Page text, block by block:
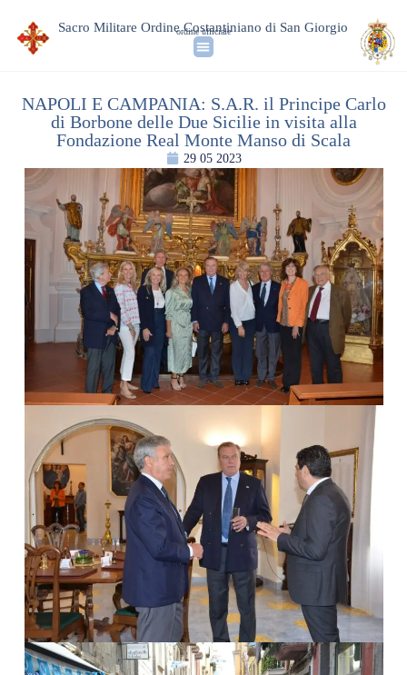
Sacro Militare Ordine Costantiniano di San Giorgio
ordine ufficiale
NAPOLI E CAMPANIA: S.A.R. il Principe Carlo
di Borbone delle Due Sicilie in visita alla
Fondazione Real Monte Manso di Scala
29 05 2023